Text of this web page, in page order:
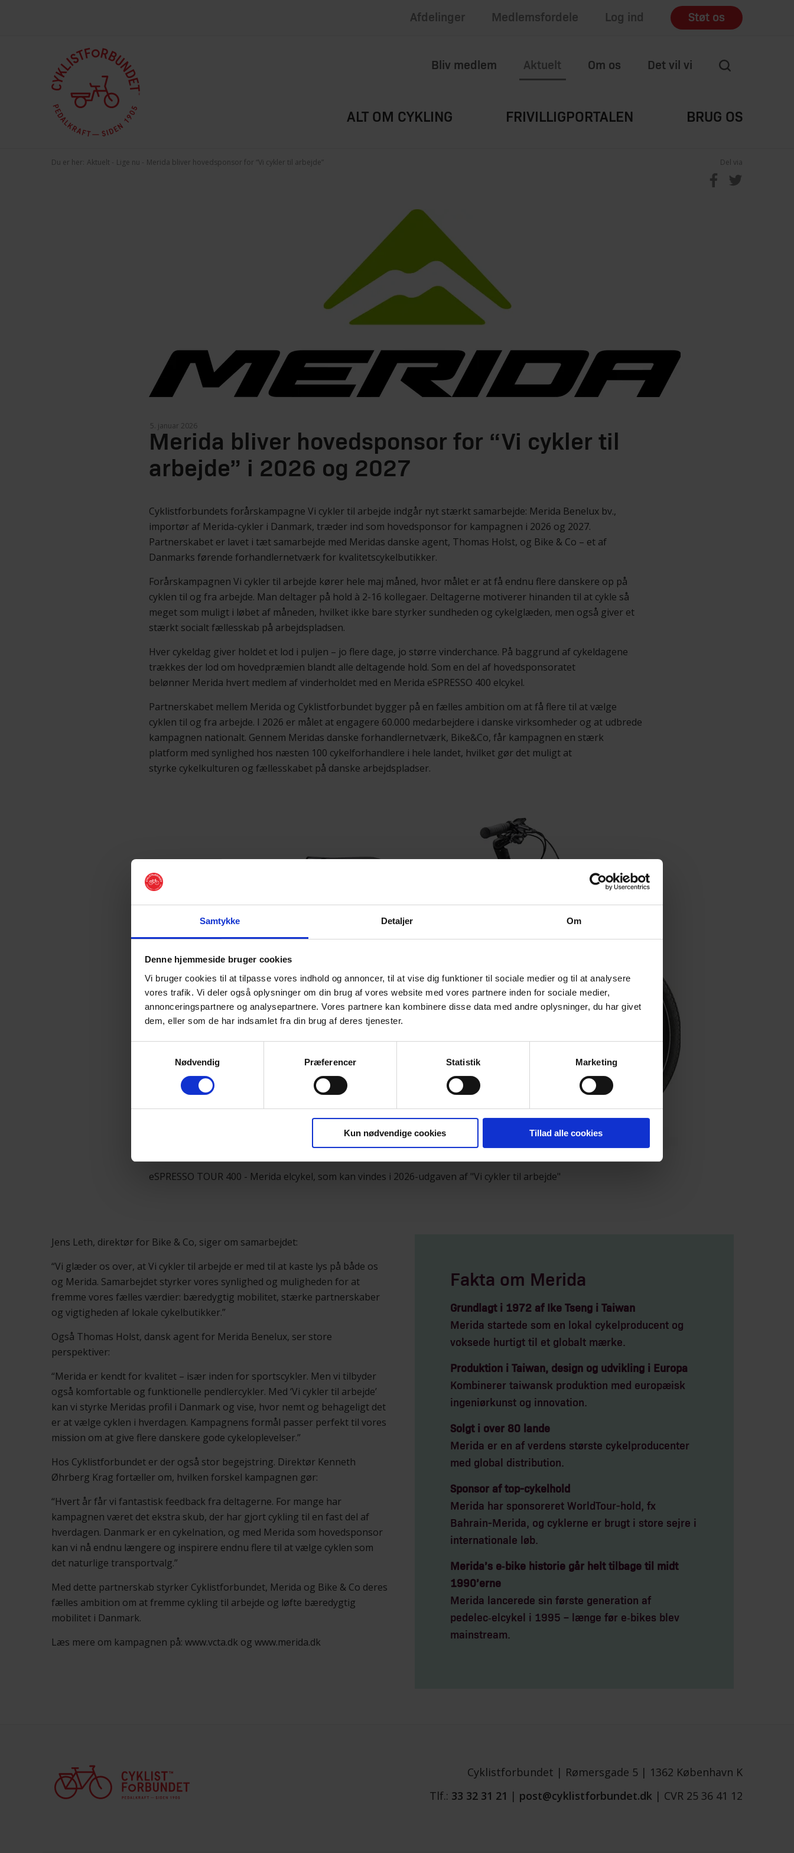
Samtykke Detaljer Om
Denne hjemmeside bruger cookies
Vi bruger cookies til at tilpasse vores indhold og annoncer, til at vise dig funktioner til sociale medier og til at analysere
vores trafik. Vi deler også oplysninger om din brug af vores website med vores partnere inden for sociale medier,
annonceringspartnere og analysepartnere. Vores partnere kan kombinere disse data med andre oplysninger, du har givet
dem, eller som de har indsamlet fra din brug af deres tjenester.
Nødvendig
Præferencer Statistik Marketing
Kun nødvendige cookies Tillad alle cookies
Afdelinger Medlemsfordele Log ind Støt os
Bliv medlem Aktuelt Om os Det vil vi
ALT OM CYKLING FRIVILLIGPORTALEN BRUG OS
Du er her: Aktuelt Lige nu Merida bliver hovedsponsor for “Vi cykler til arbejde” Del via
Merida bliver hovedsponsor for “Vi cykler til
arbejde” i 2026 og 2027
Cyklistforbundets forårskampagne Vi cykler til arbejde indgår nyt stærkt samarbejde: Merida Benelux bv.,
importør af Merida-cykler i Danmark, træder ind som hovedsponsor for kampagnen i 2026 og 2027.
Partnerskabet er lavet i tæt samarbejde med Meridas danske agent, Thomas Holst, og Bike & Co – et af
Danmarks førende forhandlernetværk for kvalitetscykelbutikker.
Forårskampagnen Vi cykler til arbejde kører hele maj måned, hvor målet er at få endnu flere danskere op på
cyklen til og fra arbejde. Man deltager på hold à 2-16 kollegaer. Deltagerne motiverer hinanden til at cykle så
meget som muligt i løbet af måneden, hvilket ikke bare styrker sundheden og cykelglæden, men også giver et
stærkt socialt fællesskab på arbejdspladsen.
Hver cykeldag giver holdet et lod i puljen – jo flere dage, jo større vinderchance. På baggrund af cykeldagene
trækkes der lod om hovedpræmien blandt alle deltagende hold. Som en del af hovedsponsoratet
belønner Merida hvert medlem af vinderholdet med en Merida eSPRESSO 400 elcykel.
Partnerskabet mellem Merida og Cyklistforbundet bygger på en fælles ambition om at få flere til at vælge
cyklen til og fra arbejde. I 2026 er målet at engagere 60.000 medarbejdere i danske virksomheder og at udbrede
kampagnen nationalt. Gennem Meridas danske forhandlernetværk, Bike&Co, får kampagnen en stærk
platform med synlighed hos næsten 100 cykelforhandlere i hele landet, hvilket gør det muligt at
styrke cykelkulturen og fællesskabet på danske arbejdspladser.
eSPRESSO TOUR 400 - Merida elcykel, som kan vindes i 2026-udgaven af "Vi cykler til arbejde"
Jens Leth, direktør for Bike & Co, siger om samarbejdet:
“Vi glæder os over, at Vi cykler til arbejde er med til at kaste lys på både os
og Merida. Samarbejdet styrker vores synlighed og muligheden for at
fremme vores fælles værdier: bæredygtig mobilitet, stærke partnerskaber
og vigtigheden af lokale cykelbutikker.”
Også Thomas Holst, dansk agent for Merida Benelux, ser store
perspektiver:
“Merida er kendt for kvalitet – især inden for sportscykler. Men vi tilbyder
også komfortable og funktionelle pendlercykler. Med ‘Vi cykler til arbejde’
kan vi styrke Meridas profil i Danmark og vise, hvor nemt og behageligt det
er at vælge cyklen i hverdagen. Kampagnens formål passer perfekt til vores
mission om at give flere danskere gode cykeloplevelser.”
Hos Cyklistforbundet er der også stor begejstring. Direktør Kenneth
Øhrberg Krag fortæller om, hvilken forskel kampagnen gør:
“Hvert år får vi fantastisk feedback fra deltagerne. For mange har
kampagnen været det ekstra skub, der har gjort cykling til en fast del af
hverdagen. Danmark er en cykelnation, og med Merida som hovedsponsor
kan vi nå endnu længere og inspirere endnu flere til at vælge cyklen som
det naturlige transportvalg.”
Med dette partnerskab styrker Cyklistforbundet, Merida og Bike & Co deres
fælles ambition om at fremme cykling til arbejde og løfte bæredygtig
mobilitet i Danmark.
Læs mere om kampagnen på: www.vcta.dk og www.merida.dk
Fakta om Merida
Grundlagt i 1972 af Ike Tseng i Taiwan
Merida startede som en lokal cykelproducent og
voksede hurtigt til et globalt mærke.
Produktion i Taiwan, design og udvikling i Europa
Kombinerer taiwansk produktion med europæisk
ingeniørkunst og innovation.
Solgt i over 80 lande
Merida er en af verdens største cykelproducenter
med global distribution.
Sponsor af top-cykelhold
Merida har sponsoreret WorldTour-hold, fx
Bahrain-Merida, og cyklerne er brugt i store sejre i
internationale løb.
Merida’s e‑bike historie går helt tilbage til midt
1990’erne
Merida lancerede sin første generation af
pedelec‑elcykel i 1995 – længe før e‑bikes blev
mainstream.
Cyklistforbundet | Rømersgade 5 | 1362 København K
Tlf.: 33 32 31 21 | post@cyklistforbundet.dk | CVR 25 36 41 12